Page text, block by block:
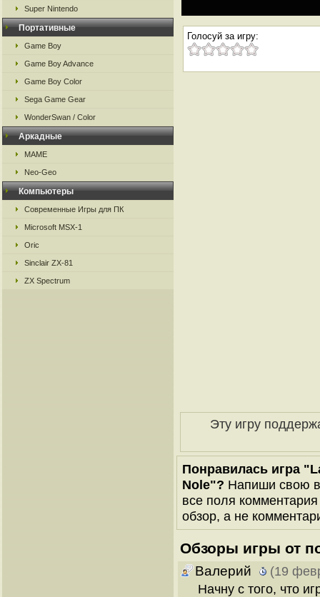
Super Nintendo
Портативные
Game Boy
Game Boy Advance
Game Boy Color
Sega Game Gear
WonderSwan / Color
Аркадные
MAME
Neo-Geo
Компьютеры
Современные Игры для ПК
Microsoft MSX-1
Oric
Sinclair ZX-81
ZX Spectrum
Голосуй за игру:
Эту игру
Понравилась игра
Nole"? Напиши свою
все поля комментария
обзор, а не
Обзоры игры от
Валерий
(19
Начну с того, что